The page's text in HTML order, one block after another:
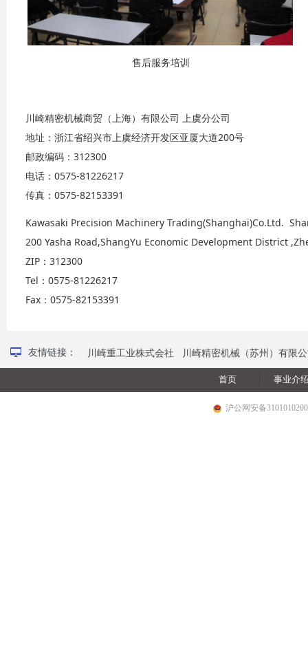
川崎精密机械商贸（上海）有限公司 上虞分公司
地址：浙江省绍兴市上虞经济开发区亚厦大道200号
邮政编码：312300
电话：0575-81226217
传真：0575-82153391
Kawasaki Precision Machinery Trading(Shanghai)Co.Ltd.
200 Yasha Road,ShangYu Economic Development District
ZIP：312300
Tel：0575-81226217
Fax：0575-82153391
售后服务培训
首页 事业介
川崎重工业株式会社 川崎精密机械（苏州）有限
友情链接：
넡
沪公网安备